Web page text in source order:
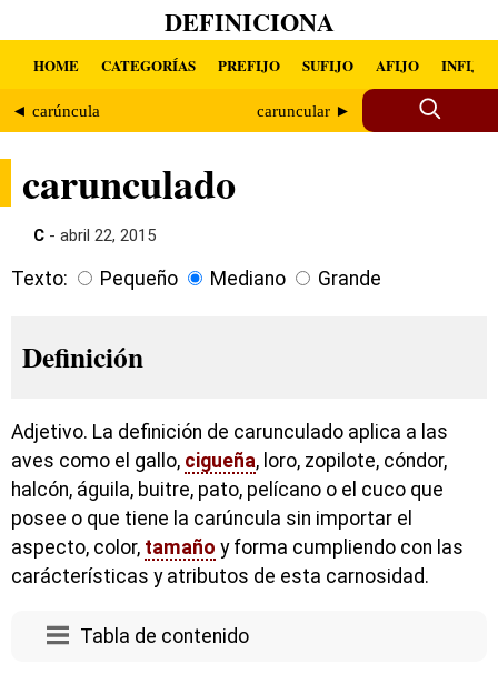
DEFINICIONA
HOME CATEGORÍAS PREFIJO SUFIJO AFIJO INFIJO
◄ carúncula caruncular ►
carunculado
C - abril 22, 2015
Texto: Pequeño Mediano Grande
Definición
Adjetivo. La definición de carunculado aplica a las
aves como el gallo, cigueña, loro, zopilote, cóndor,
halcón, águila, buitre, pato, pelícano o el cuco que
posee o que tiene la carúncula sin importar el
aspecto, color, tamaño y forma cumpliendo con las
carácterísticas y atributos de esta carnosidad.
Tabla de contenido